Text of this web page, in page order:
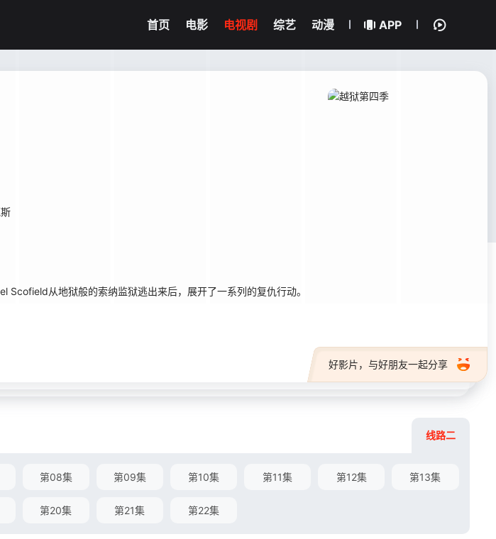
首页 电影 电视剧 综艺 动漫 APP
从地狱般的索纳监狱逃出来后，展开了一系列的复仇行动。
好影片，与好朋友一起分享
线路二
第08集 第09集 第10集 第11集 第12集 第13集
第20集 第21集 第22集